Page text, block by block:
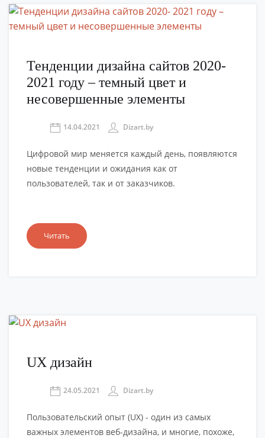
Тенденции дизайна сайтов 2020-
2021 году – темный цвет и
несовершенные элементы
14.04.2021 Dizart.by
Цифровой мир меняется каждый день, появляются
новые тенденции и ожидания как от
пользователей, так и от заказчиков.
Читать
UX дизайн
24.05.2021 Dizart.by
Пользовательский опыт (UX) - один из самых
важных элементов веб-дизайна, и многие, похоже,